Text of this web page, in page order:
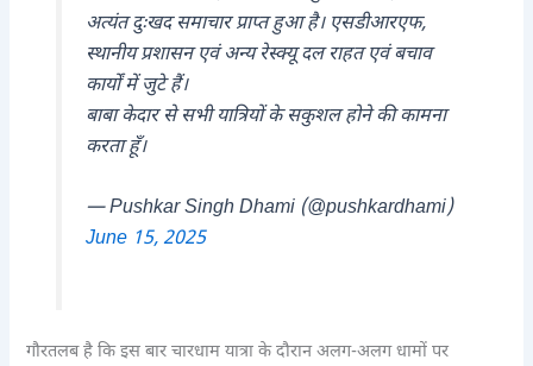
अत्यंत दुःखद समाचार प्राप्त हुआ है। एसडीआरएफ,
स्थानीय प्रशासन एवं अन्य रेस्क्यू दल राहत एवं बचाव
कार्यों में जुटे हैं।
बाबा केदार से सभी यात्रियों के सकुशल होने की कामना
करता हूँ।
— Pushkar Singh Dhami (@pushkardhami)
June 15, 2025
गौरतलब है कि इस बार चारधाम यात्रा के दौरान अलग-अलग धामों पर